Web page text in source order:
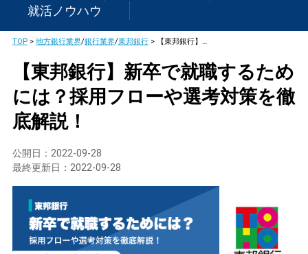
就活ノウハウ
TOP> 地方銀行業界/銀行業界/東邦銀行> 【東邦銀行】新卒で就職するためには？採用フローや選考対策を徹底解説！
【東邦銀行】新卒で就職するため
には？採用フローや選考対策を徹
底解説！
公開日： 2022-09-28
最終更新日： 2022-09-28